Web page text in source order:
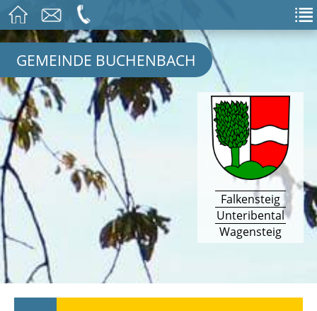
GEMEINDE BUCHENBACH
Falkensteig
Unteribental
Wagensteig